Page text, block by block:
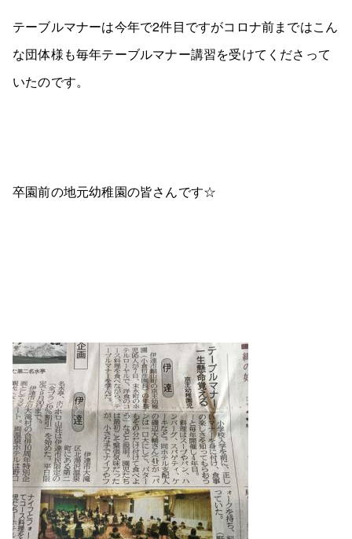
テーブルマナーは今年で2件目ですがコロナ前まではこん
な団体様も毎年テーブルマナー講習を受けてくださって
いたのです。
卒園前の地元幼稚園の皆さんです☆